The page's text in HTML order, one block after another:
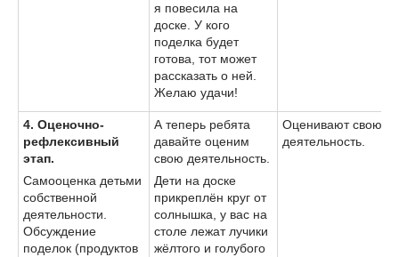
я повесила на
доске. У кого
поделка будет
готова, тот может
рассказать о ней.
Желаю удачи!
4. Оценочно-
рефлексивный
этап.
Самооценка детьми
собственной
деятельности.
Обсуждение
поделок (продуктов
А теперь ребята
давайте оценим
свою деятельность.
Дети на доске
прикреплён круг от
солнышка, у вас на
столе лежат лучики
жёлтого и голубого
Оценивают свою
деятельность.